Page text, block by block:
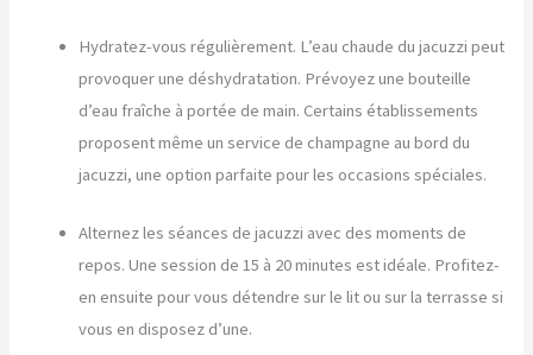
Hydratez-vous régulièrement. L’eau chaude du jacuzzi peut
provoquer une déshydratation. Prévoyez une bouteille
d’eau fraîche à portée de main. Certains établissements
proposent même un service de champagne au bord du
jacuzzi, une option parfaite pour les occasions spéciales.
Alternez les séances de jacuzzi avec des moments de
repos. Une session de 15 à 20 minutes est idéale. Profitez-
en ensuite pour vous détendre sur le lit ou sur la terrasse si
vous en disposez d’une.